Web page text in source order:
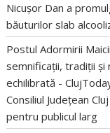
Nicușor Dan a
băuturilor slab
Postul Adormirii
semnificații, tradiții
echilibrată -
Consiliul Județean
pentru publicul larg